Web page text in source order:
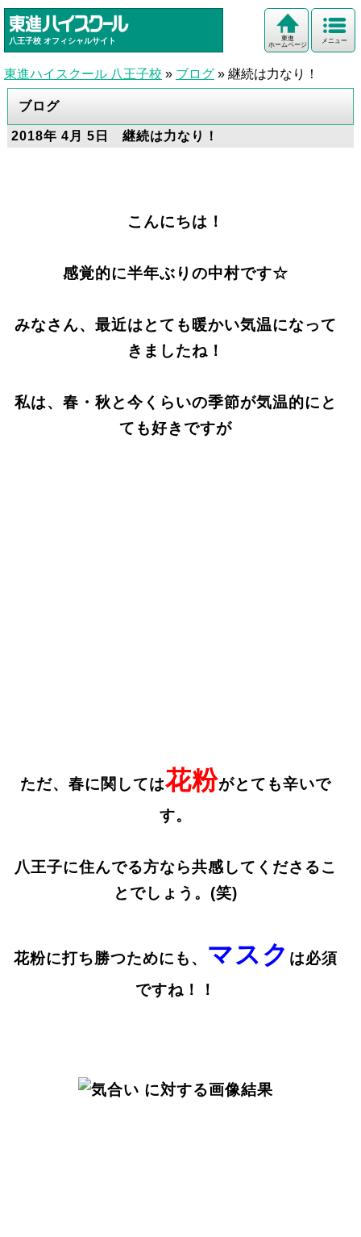
八王子校 オフィシャルサイト メニュー
東進
ホームページ
東進ハイスクール 八王子校 » ブログ » 継続は力なり！
ブログ
2018年 4月 5日 継続は力なり！
こんにちは！
感覚的に半年ぶりの中村です☆
みなさん、最近はとても暖かい気温になって
きましたね！
私は、春・秋と今くらいの季節が気温的にと
ても好きですが
ただ、春に関しては花粉がとても辛いで
す。
八王子に住んでる方なら共感してくださるこ
とでしょう。(笑)
花粉に打ち勝つためにも、 マスク は必須
ですね！！